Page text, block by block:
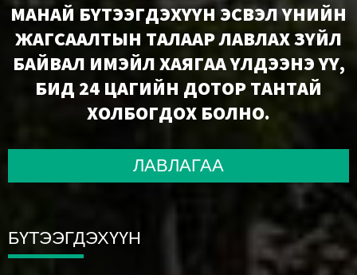
МАНАЙ БҮТЭЭГДЭХҮҮН ЭСВЭЛ ҮНИЙН
ЖАГСААЛТЫН ТАЛААР ЛАВЛАХ ЗҮЙЛ
БАЙВАЛ ИМЭЙЛ ХАЯГАА ҮЛДЭЭНЭ ҮҮ,
БИД 24 ЦАГИЙН ДОТОР ТАНТАЙ
ХОЛБОГДОХ БОЛНО.
ЛАВЛАГАА
БҮТЭЭГДЭХҮҮН